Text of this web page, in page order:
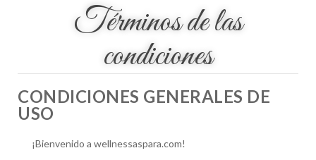
Términos de las
condiciones
CONDICIONES GENERALES DE
USO
¡Bienvenido a wellnessaspara.com!